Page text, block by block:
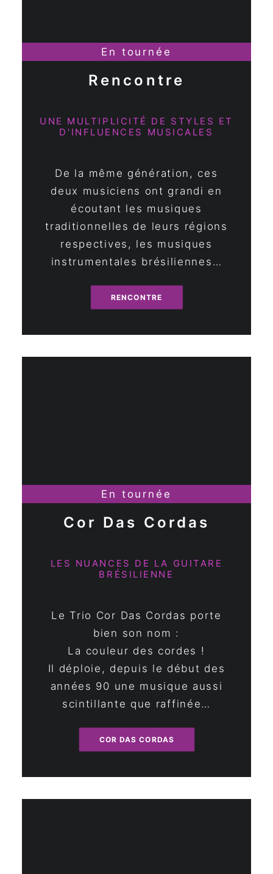
En tournée
Rencontre
UNE MULTIPLICITÉ DE STYLES ET
D'INFLUENCES MUSICALES
De la même génération, ces
deux musiciens ont grandi en
écoutant les musiques
traditionnelles de leurs régions
respectives, les musiques
instrumentales brésiliennes…
RENCONTRE
En tournée
Cor Das Cordas
LES NUANCES DE LA GUITARE
BRÉSILIENNE
Le Trio Cor Das Cordas porte
bien son nom :
La couleur des cordes !
Il déploie, depuis le début des
années 90 une musique aussi
scintillante que raffinée…
COR DAS CORDAS